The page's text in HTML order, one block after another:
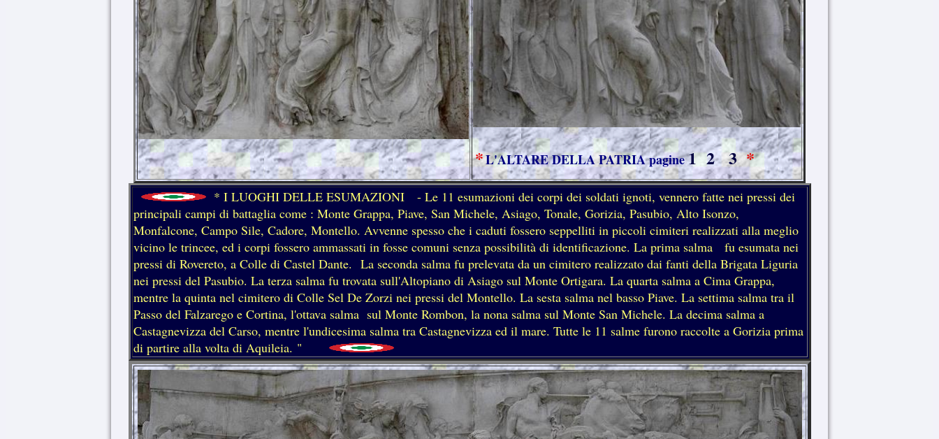
*L'ALTARE DELLA PATRIA pagine12 3*
* I LUOGHI DELLE ESUMAZIONI - Le 11 esumazioni dei corpi dei soldati ignoti, vennero fatte nei pressi dei
principali campi di battaglia come : Monte Grappa, Piave, San Michele, Asiago, Tonale, Gorizia, Pasubio, Alto Isonzo,
Monfalcone, Campo Sile, Cadore, Montello. Avvenne spesso che i caduti fossero seppelliti in piccoli cimiteri realizzati alla meglio
vicino le trincee, ed i corpi fossero ammassati in fosse comuni senza possibilità di identificazione. La prima salma fu esumata nei
pressi di Rovereto, a Colle di Castel Dante. La seconda salma fu prelevata da un cimitero realizzato dai fanti della Brigata Liguria
nei pressi del Pasubio. La terza salma fu trovata sull'Altopiano di Asiago sul Monte Ortigara. La quarta salma a Cima Grappa,
mentre la quinta nel cimitero di Colle Sel De Zorzi nei pressi del Montello. La sesta salma nel basso Piave. La settima salma tra il
Passo del Falzarego e Cortina, l'ottava salma sul Monte Rombon, la nona salma sul Monte San Michele. La decima salma a
Castagnevizza del Carso, mentre l'undicesima salma tra Castagnevizza ed il mare. Tutte le 11 salme furono raccolte a Gorizia prima
di partire alla volta di Aquileia. "